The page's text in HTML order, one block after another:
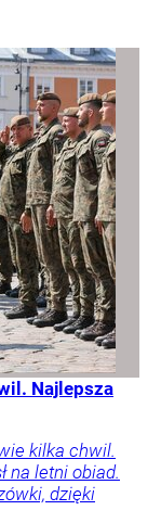
Najlepsza
kilka chwil.
na letni obiad.
dzięki